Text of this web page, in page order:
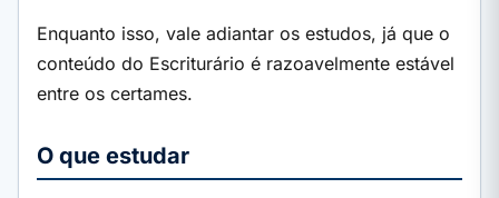
Enquanto isso, vale adiantar os estudos, já que o
conteúdo do Escriturário é razoavelmente estável
entre os certames.
O que estudar